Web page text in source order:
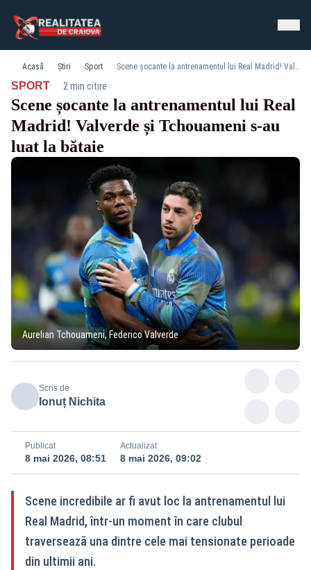
Acasă Știri Sport Scene șocante la antrenamentul lui Real Madrid! Valverde și Tchouameni s-au luat la bătaie
SPORT· 2 min citire
Scene șocante la antrenamentul lui Real
Madrid! Valverde și Tchouameni s-au
luat la bătaie
Aurelian Tchouameni, Federico Valverde
Scris de
Ionuț Nichita
Publicat
8 mai 2026, 08:51
Actualizat
8 mai 2026, 09:02
Scene incredibile ar fi avut loc la antrenamentul lui
Real Madrid, într-un moment în care clubul
traversează una dintre cele mai tensionate perioade
din ultimii ani.